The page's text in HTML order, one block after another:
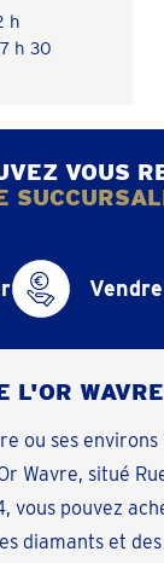
h
h 30
VOUS
Vendre
L'OR WAVRE
ou ses
Wavre, situé
vous pouvez
diamants et